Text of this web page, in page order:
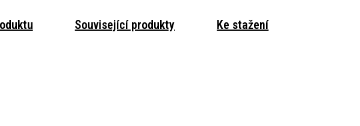
Související produkty Ke stažení